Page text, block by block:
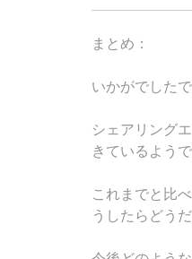
まとめ：
いかがでしたで
シェアリング
きているよう
これまでと比
うしたらどう